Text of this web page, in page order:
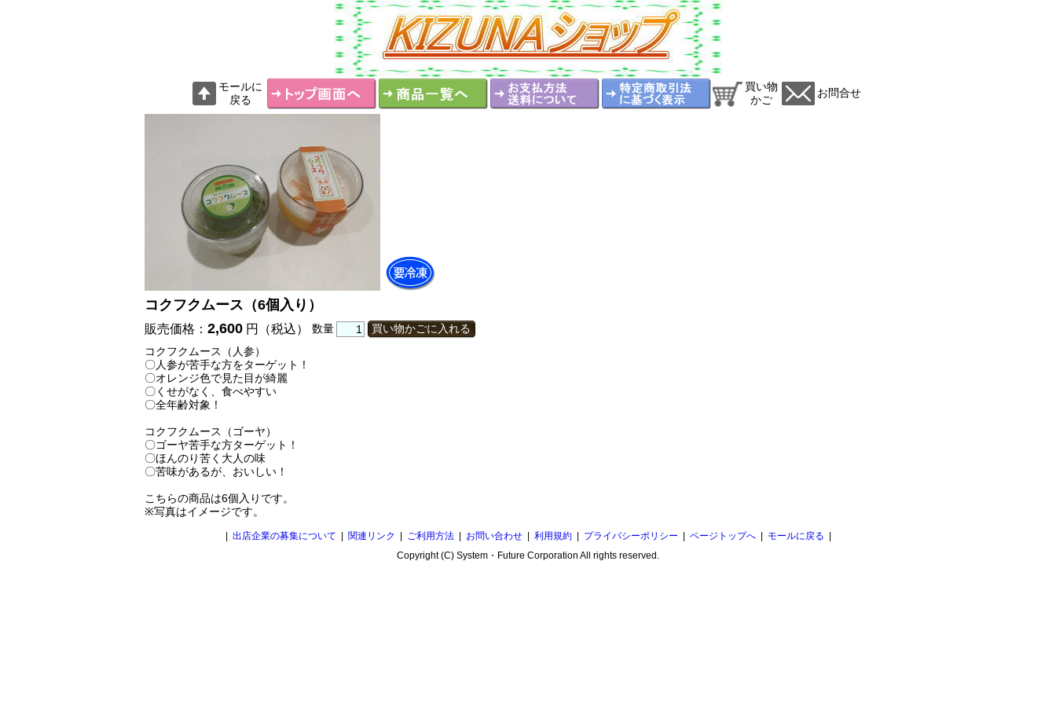
モールに
戻る
買い物
かご
お問合せ
コクフクムース（6個入り）
販売価格： 2,600 円（税込） 数量
買い物かごに入れる
コクフクムース（人参）
〇人参が苦手な方をターゲット！
〇オレンジ色で見た目が綺麗
〇くせがなく、食べやすい
〇全年齢対象！
コクフクムース（ゴーヤ）
〇ゴーヤ苦手な方ターゲット！
〇ほんのり苦く大人の味
〇苦味があるが、おいしい！
こちらの商品は6個入りです。
※写真はイメージです。
出店企業の募集について 関連リンク ご利用方法| お問い合わせ| 利用規約| プライバシーポリシー ページトップへ| モールに戻る
Copyright (C) System・Future Corporation All rights reserved.